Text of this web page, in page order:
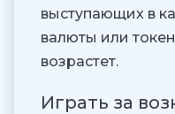
выступающих в
валюты или
возрастет.
Играть за